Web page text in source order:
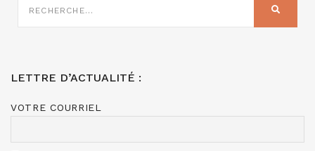
SUR
LETTRE D’ACTUALITÉ :
VOTRE COURRIEL